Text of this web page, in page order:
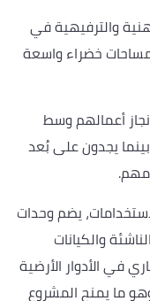
والترفيهية في
خضراء واسعة
أعمالهم وسط
يجدون على بُعد
يضم وحدات
والكيانات
في الأدوار الأرضية
ما يمنح المشروع